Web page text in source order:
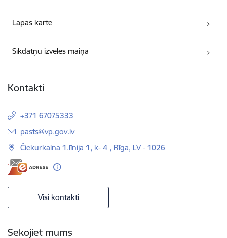
Lapas karte
Sīkdatņu izvēles maiņa
Kontakti
+371 67075333
E-pasts:
pasts@vp.gov.lv
Čiekurkalna 1.līnija 1, k- 4 , Rīga, LV - 1026
Visi kontakti
Sekojiet mums